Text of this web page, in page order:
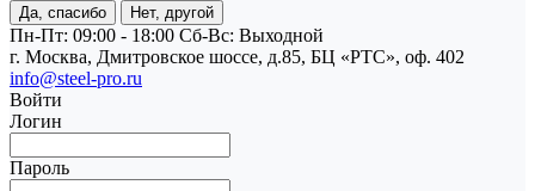
Да, спасибо Нет, другой
Пн-Пт: 09:00 - 18:00 Cб-Вс: Выходной
г. Москва, Дмитровское шоссе, д.85, БЦ «РТС», оф. 402
info@steel-pro.ru
Войти
Логин
Пароль